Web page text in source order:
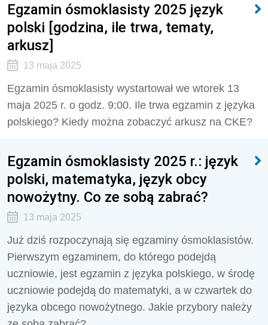
Egzamin ósmoklasisty 2025 język
polski [godzina, ile trwa, tematy,
arkusz]
13 maja 2025
Egzamin ósmoklasisty wystartował we wtorek 13
maja 2025 r. o godz. 9:00. Ile trwa egzamin z języka
polskiego? Kiedy można zobaczyć arkusz na CKE?
Egzamin ósmoklasisty 2025 r.: język
polski, matematyka, język obcy
nowożytny. Co ze sobą zabrać?
13 maja 2025
Już dziś rozpoczynają się egzaminy ósmoklasistów.
Pierwszym egzaminem, do którego podejdą
uczniowie, jest egzamin z języka polskiego, w środę
uczniowie podejdą do matematyki, a w czwartek do
języka obcego nowożytnego. Jakie przybory należy